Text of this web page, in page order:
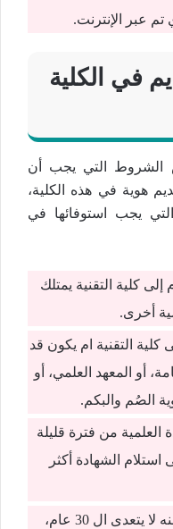
تم عبر الإنترنت.
في الكلية
الشروط التي يجب أن
هوية في هذه الكلية،
يجب استوفائها في
كلية التقنية يمتلك
أخرى.
التقنية ام يكون قد
أو المعهد العلمي، أو
الصُم والبكم.
العلمية من فترة قليلة
الشهادة أكثر
يجب على المتقدم أن يكون سنه لا يتعدى ال 30 عام،